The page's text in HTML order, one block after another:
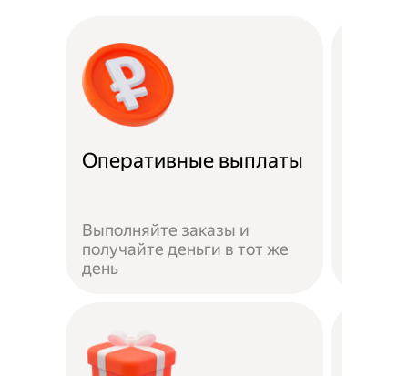
Оперативные выплаты
Выполняйте заказы и
получайте деньги в тот же
день